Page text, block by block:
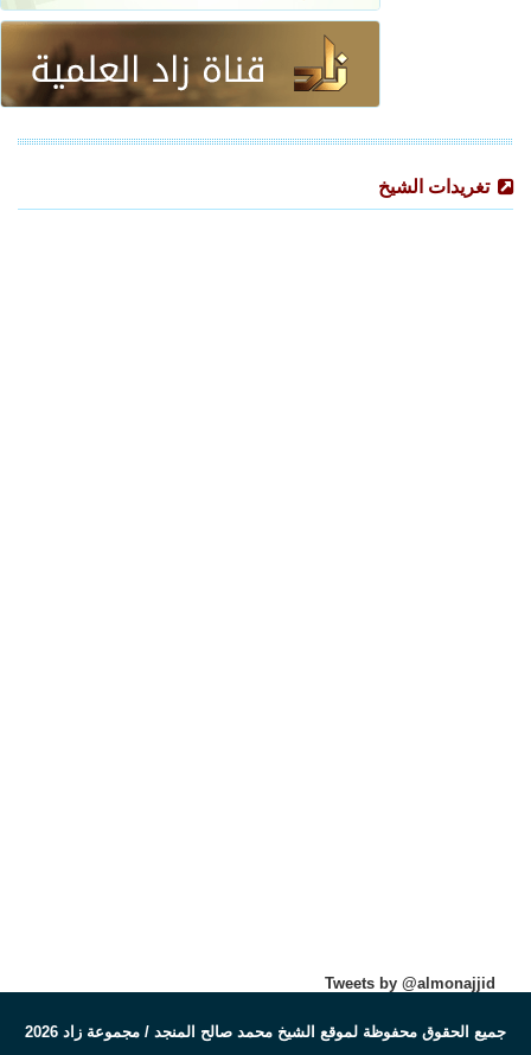
تغريدات الشيخ
Tweets by @almonajjid
جميع الحقوق محفوظة لموقع الشيخ محمد صالح المنجد / مجموعة زاد 2026